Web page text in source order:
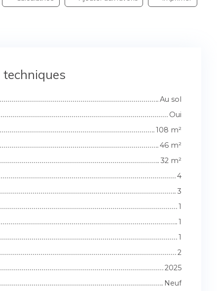
Au sol
Oui
108 m²
46 m²
32 m²
4
3
1
1
1
2
2025
Neuf